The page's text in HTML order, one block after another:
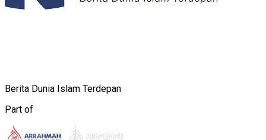
Berita Dunia Islam Terdepan
Part of